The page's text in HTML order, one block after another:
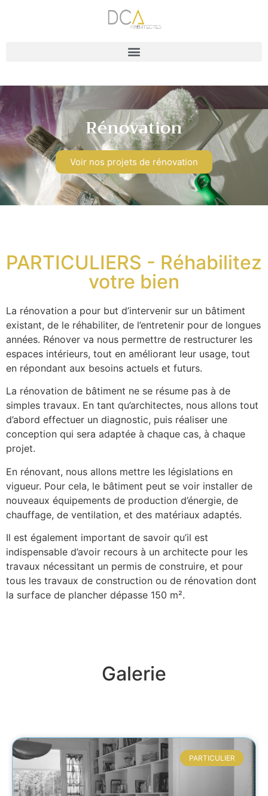
Rénovation
Voir nos projets de rénovation
PARTICULIERS - Réhabilitez
votre bien
La rénovation a pour but d’intervenir sur un bâtiment
existant, de le réhabiliter, de l’entretenir pour de longues
années. Rénover va nous permettre de restructurer les
espaces intérieurs, tout en améliorant leur usage, tout
en répondant aux besoins actuels et futurs.
La rénovation de bâtiment ne se résume pas à de
simples travaux. En tant qu’architectes, nous allons tout
d’abord effectuer un diagnostic, puis réaliser une
conception qui sera adaptée à chaque cas, à chaque
projet.
En rénovant, nous allons mettre les législations en
vigueur. Pour cela, le bâtiment peut se voir installer de
nouveaux équipements de production d’énergie, de
chauffage, de ventilation, et des matériaux adaptés.
Il est également important de savoir qu’il est
indispensable d’avoir recours à un architecte pour les
travaux nécessitant un permis de construire, et pour
tous les travaux de construction ou de rénovation dont
la surface de plancher dépasse 150 m².
Galerie
PARTICULIER